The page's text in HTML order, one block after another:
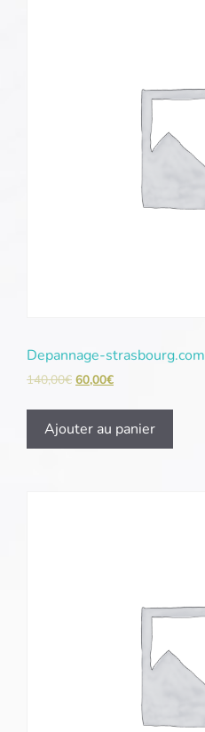
Depannage-strasbourg.com
140,00€ 60,00€
Ajouter au panier